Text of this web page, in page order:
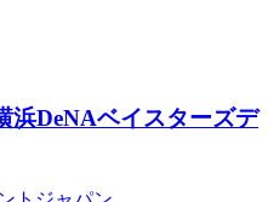
浜DeNAベイスターズデ